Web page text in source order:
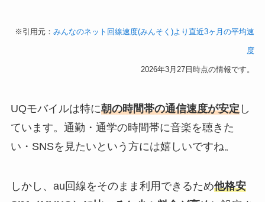
※引用元：みんなのネット回線速度(みんそく)より直近3ヶ月の平均速
度
2026年3月27日時点の情報です。
UQモバイルは特に朝の時間帯の通信速度が安定し
ています。通勤・通学の時間帯に音楽を聴きた
い・SNSを見たいという方には嬉しいですね。
しかし、au回線をそのまま利用できるため他格安